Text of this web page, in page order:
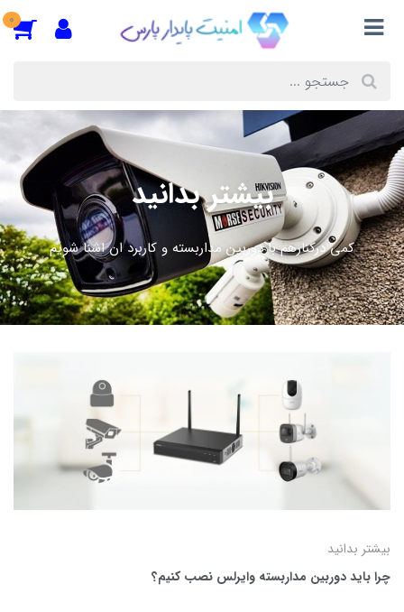
0
بیشتر بدانید
کمی درکنارهم با دوربین مداربسته و کاربرد ان اشنا شویم
بیشتر بدانید
چرا باید دوربین مداربسته وایرلس نصب کنیم؟